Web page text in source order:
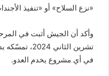
«نزع السلاح» أو «تنفيذ
تشرين الثاني
في أي مشروع يخدم العدو.